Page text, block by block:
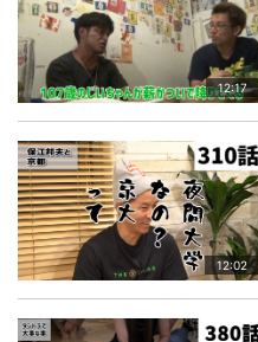
12:17
12:02